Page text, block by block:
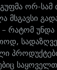
ორ-სამ
– რატომ